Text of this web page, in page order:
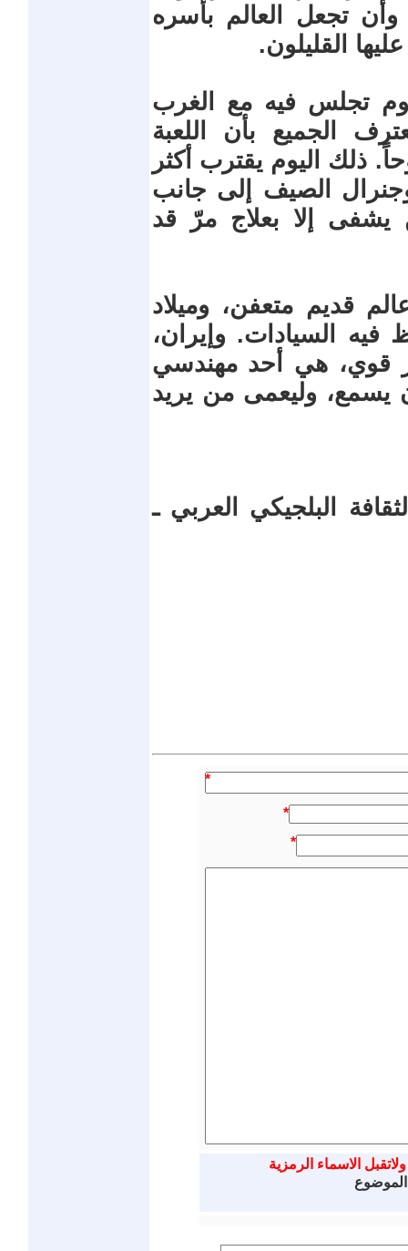
تجعل العالم بأسره
القليلون.
تجلس فيه مع الغرب
الجميع بأن اللعبة
ذلك اليوم يقترب أكثر
الصيف إلى جانب
يشفى إلا بعلاج مرّ قد
قديم متعفن، وميلاد
السيادات. وإيران،
قوي، هي أحد مهندسي
يسمع، وليعمى من يريد
البلجيكي العربي ـ
*
*
*
الاسماء الرمزية
الموضوع